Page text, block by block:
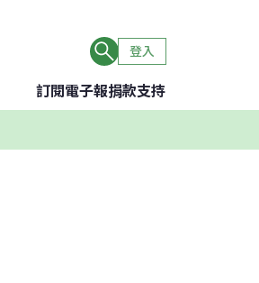
登入
訂閱電子報捐款支持